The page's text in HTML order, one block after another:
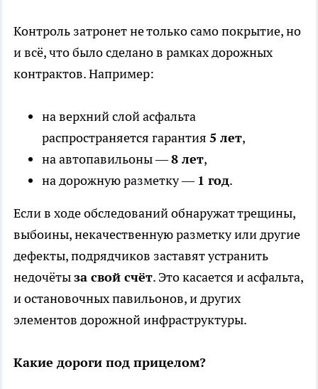
Контроль затронет не только само покрытие, но
и всё, что было сделано в рамках дорожных
контрактов. Например:
на верхний слой асфальта
распространяется гарантия 5 лет,
на автопавильоны —8 лет,
на дорожную разметку — 1 год.
Если в ходе обследований обнаружат трещины,
выбоины, некачественную разметку или другие
дефекты, подрядчиков заставят устранить
недочётыза свой счёт. Это касается и асфальта,
и остановочных павильонов, и других
элементов дорожной инфраструктуры.
Какие дороги под прицелом?